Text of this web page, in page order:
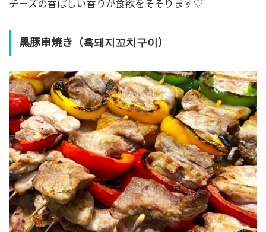
チーズの香ばしい香りが食欲をそそります♡
黒豚串焼き（흑돼지꼬치구이）